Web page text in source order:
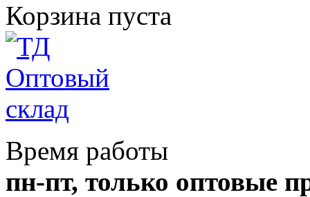
Корзина пуста
Время работы
пн-пт, только оптовые